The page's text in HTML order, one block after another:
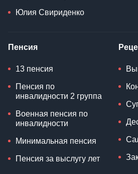
Юлия Свириденко
Пенсия
13 пенсия
Пенсия по
инвалидности 2 группа
Военная пенсия по
инвалидности
Минимальная пенсия
Пенсия за выслугу лет